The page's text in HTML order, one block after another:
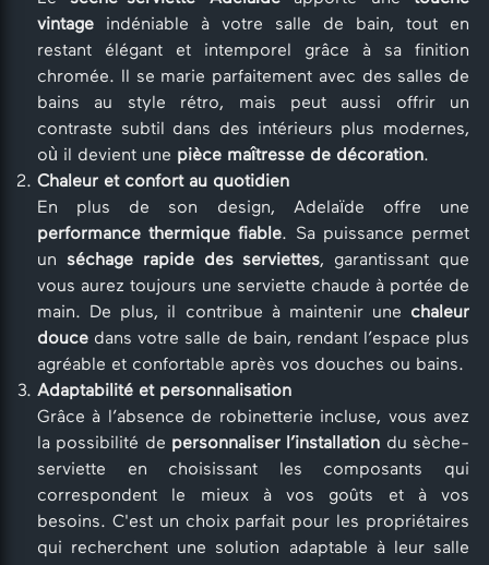
vintage indéniable à votre salle de bain, tout en
restant élégant et intemporel grâce à sa finition
chromée. Il se marie parfaitement avec des salles de
bains au style rétro, mais peut aussi offrir un
contraste subtil dans des intérieurs plus modernes,
où il devient une pièce maîtresse de décoration.
Chaleur et confort au quotidien
En plus de son design, Adelaïde offre une
performance thermique fiable. Sa puissance permet
un séchage rapide des serviettes, garantissant que
vous aurez toujours une serviette chaude à portée de
main. De plus, il contribue à maintenir une chaleur
douce dans votre salle de bain, rendant l’espace plus
agréable et confortable après vos douches ou bains.
Adaptabilité et personnalisation
Grâce à l’absence de robinetterie incluse, vous avez
la possibilité de personnaliser l’installation du sèche-
serviette en choisissant les composants qui
correspondent le mieux à vos goûts et à vos
besoins. C'est un choix parfait pour les propriétaires
qui recherchent une solution adaptable à leur salle